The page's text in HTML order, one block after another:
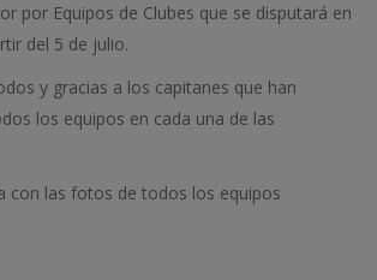
por Equipos de Clubes que se disputará en
del 5 de julio.
y gracias a los capitanes que han
los equipos en cada una de las
con las fotos de todos los equipos